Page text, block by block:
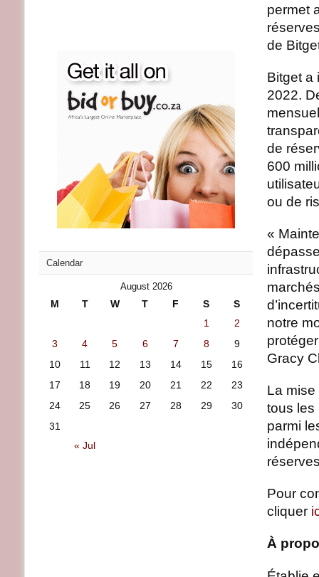
permet
de
Bitget a
2022.
de
600
ou de
«
notre
Gracy
La
tous les
parmi
Pour
cliquer
À
Calendar
August 2026
M T W T F S S
« Jul
1
2
3
4 5 6 7 8
9
10
11 12 13 14 15
16
17
18 19 20 21 22
23
24
25 26 27 28 29
30
31